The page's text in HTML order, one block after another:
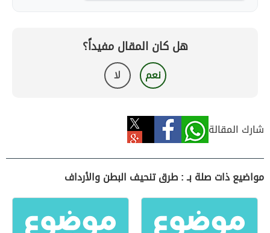
هل كان المقال مفيداً؟
نعم لا
شارك المقالة
مواضيع ذات صلة بـ : طرق تنحيف البطن والأرداف